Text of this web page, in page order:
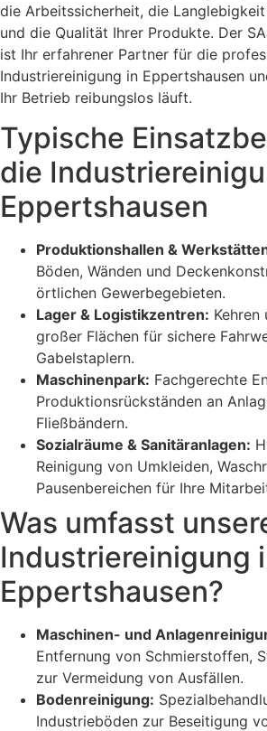
die Arbeitssicherheit, die
und die Qualität Ihrer Produkte. Der
ist Ihr erfahrener Partner für die
Industriereinigung in Eppertshausen
Ihr Betrieb reibungslos läuft.
Typische
die
Eppertshausen
Produktionshallen &
Böden, Wänden und
örtlichen Gewerbegebieten.
Lager & Logistikzentren: Kehren
großer Flächen für sichere
Gabelstaplern.
Maschinenpark: Fachgerechte
Produktionsrückständen an
Fließbändern.
Sozialräume & Sanitäranlagen:
Reinigung von Umkleiden,
Pausenbereichen für Ihre
Was umfasst
Industriereinigung
Eppertshausen?
Maschinen- und
Entfernung von Schmierstoffen,
zur Vermeidung von Ausfällen.
Bodenreinigung:
Industrieböden zur Beseitigung